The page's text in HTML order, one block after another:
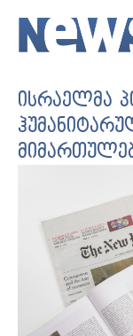
ისრაელმა